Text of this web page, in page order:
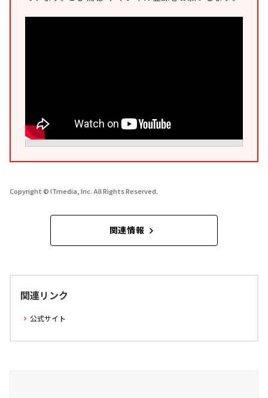
Copyright © ITmedia, Inc. All Rights Reserved.
関連情報
関連リンク
公式サイト